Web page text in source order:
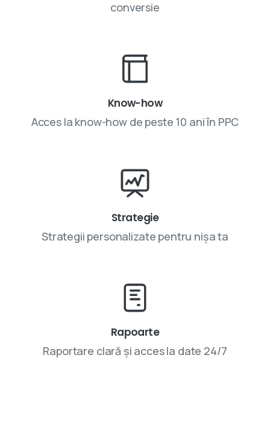
conversie
Know-how
Acces la know-how de peste 10 ani în PPC
Strategie
Strategii personalizate pentru nișa ta
Rapoarte
Raportare clară și acces la date 24/7